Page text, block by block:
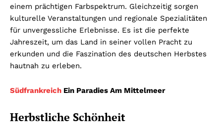
einem prächtigen Farbspektrum. Gleichzeitig sorgen
kulturelle Veranstaltungen und regionale Spezialitäten
für unvergessliche Erlebnisse. Es ist die perfekte
Jahreszeit, um das Land in seiner vollen Pracht zu
erkunden und die Faszination des deutschen Herbstes
hautnah zu erleben.
Südfrankreich Ein Paradies Am Mittelmeer
Herbstliche Schönheit